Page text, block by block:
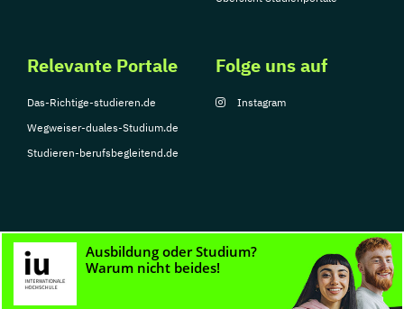
Relevante Portale
Das-Richtige-studieren.de
Wegweiser-duales-Studium.de
Studieren-berufsbegleitend.de
Folge uns auf
Instagram
© Copyright 2026, TarGroup Media GmbH
Nutzungsbedingungen